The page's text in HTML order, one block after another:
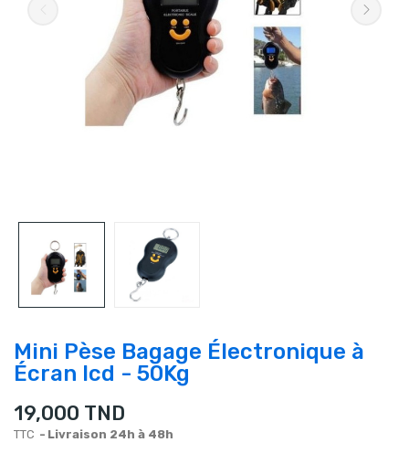
Mini Pèse Bagage Électronique à
Écran lcd - 50Kg
19,000 TND
TTC Livraison 24h à 48h